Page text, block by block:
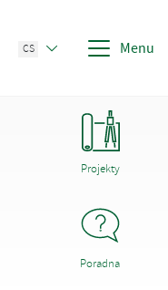
CS Menu
Projekty
Poradna